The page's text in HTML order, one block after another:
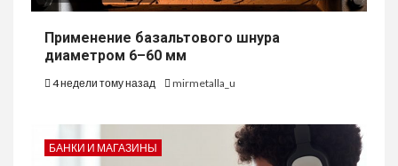
Применение базальтового шнура
диаметром 6–60 мм
4 недели тому назад mirmetalla_u
БАНКИ И МАГАЗИНЫ